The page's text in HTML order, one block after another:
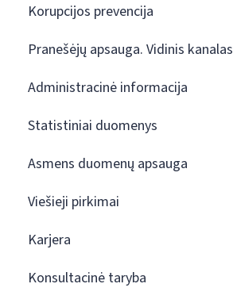
Korupcijos prevencija
Pranešėjų apsauga. Vidinis kanalas
Administracinė informacija
Statistiniai duomenys
Asmens duomenų apsauga
Viešieji pirkimai
Karjera
Konsultacinė taryba